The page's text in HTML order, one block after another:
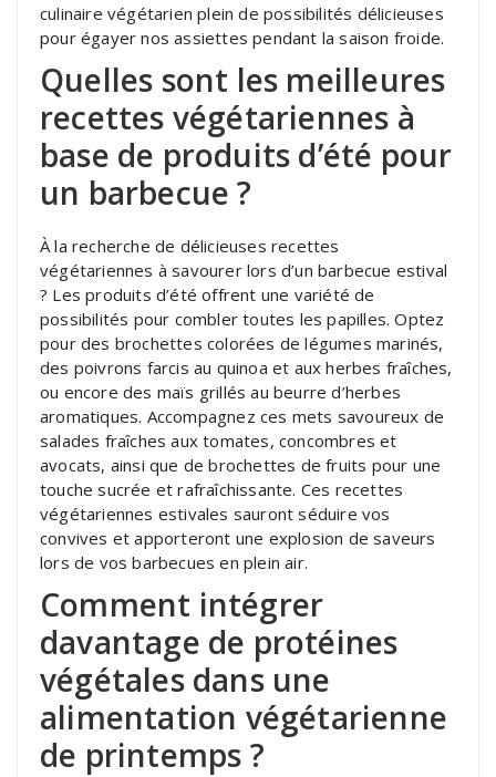
culinaire végétarien plein de possibilités délicieuses
pour égayer nos assiettes pendant la saison froide.
Quelles sont les meilleures
recettes végétariennes à
base de produits d’été pour
un barbecue ?
À la recherche de délicieuses recettes
végétariennes à savourer lors d’un barbecue estival
? Les produits d’été offrent une variété de
possibilités pour combler toutes les papilles. Optez
pour des brochettes colorées de légumes marinés,
des poivrons farcis au quinoa et aux herbes fraîches,
ou encore des maïs grillés au beurre d’herbes
aromatiques. Accompagnez ces mets savoureux de
salades fraîches aux tomates, concombres et
avocats, ainsi que de brochettes de fruits pour une
touche sucrée et rafraîchissante. Ces recettes
végétariennes estivales sauront séduire vos
convives et apporteront une explosion de saveurs
lors de vos barbecues en plein air.
Comment intégrer
davantage de protéines
végétales dans une
alimentation végétarienne
de printemps ?